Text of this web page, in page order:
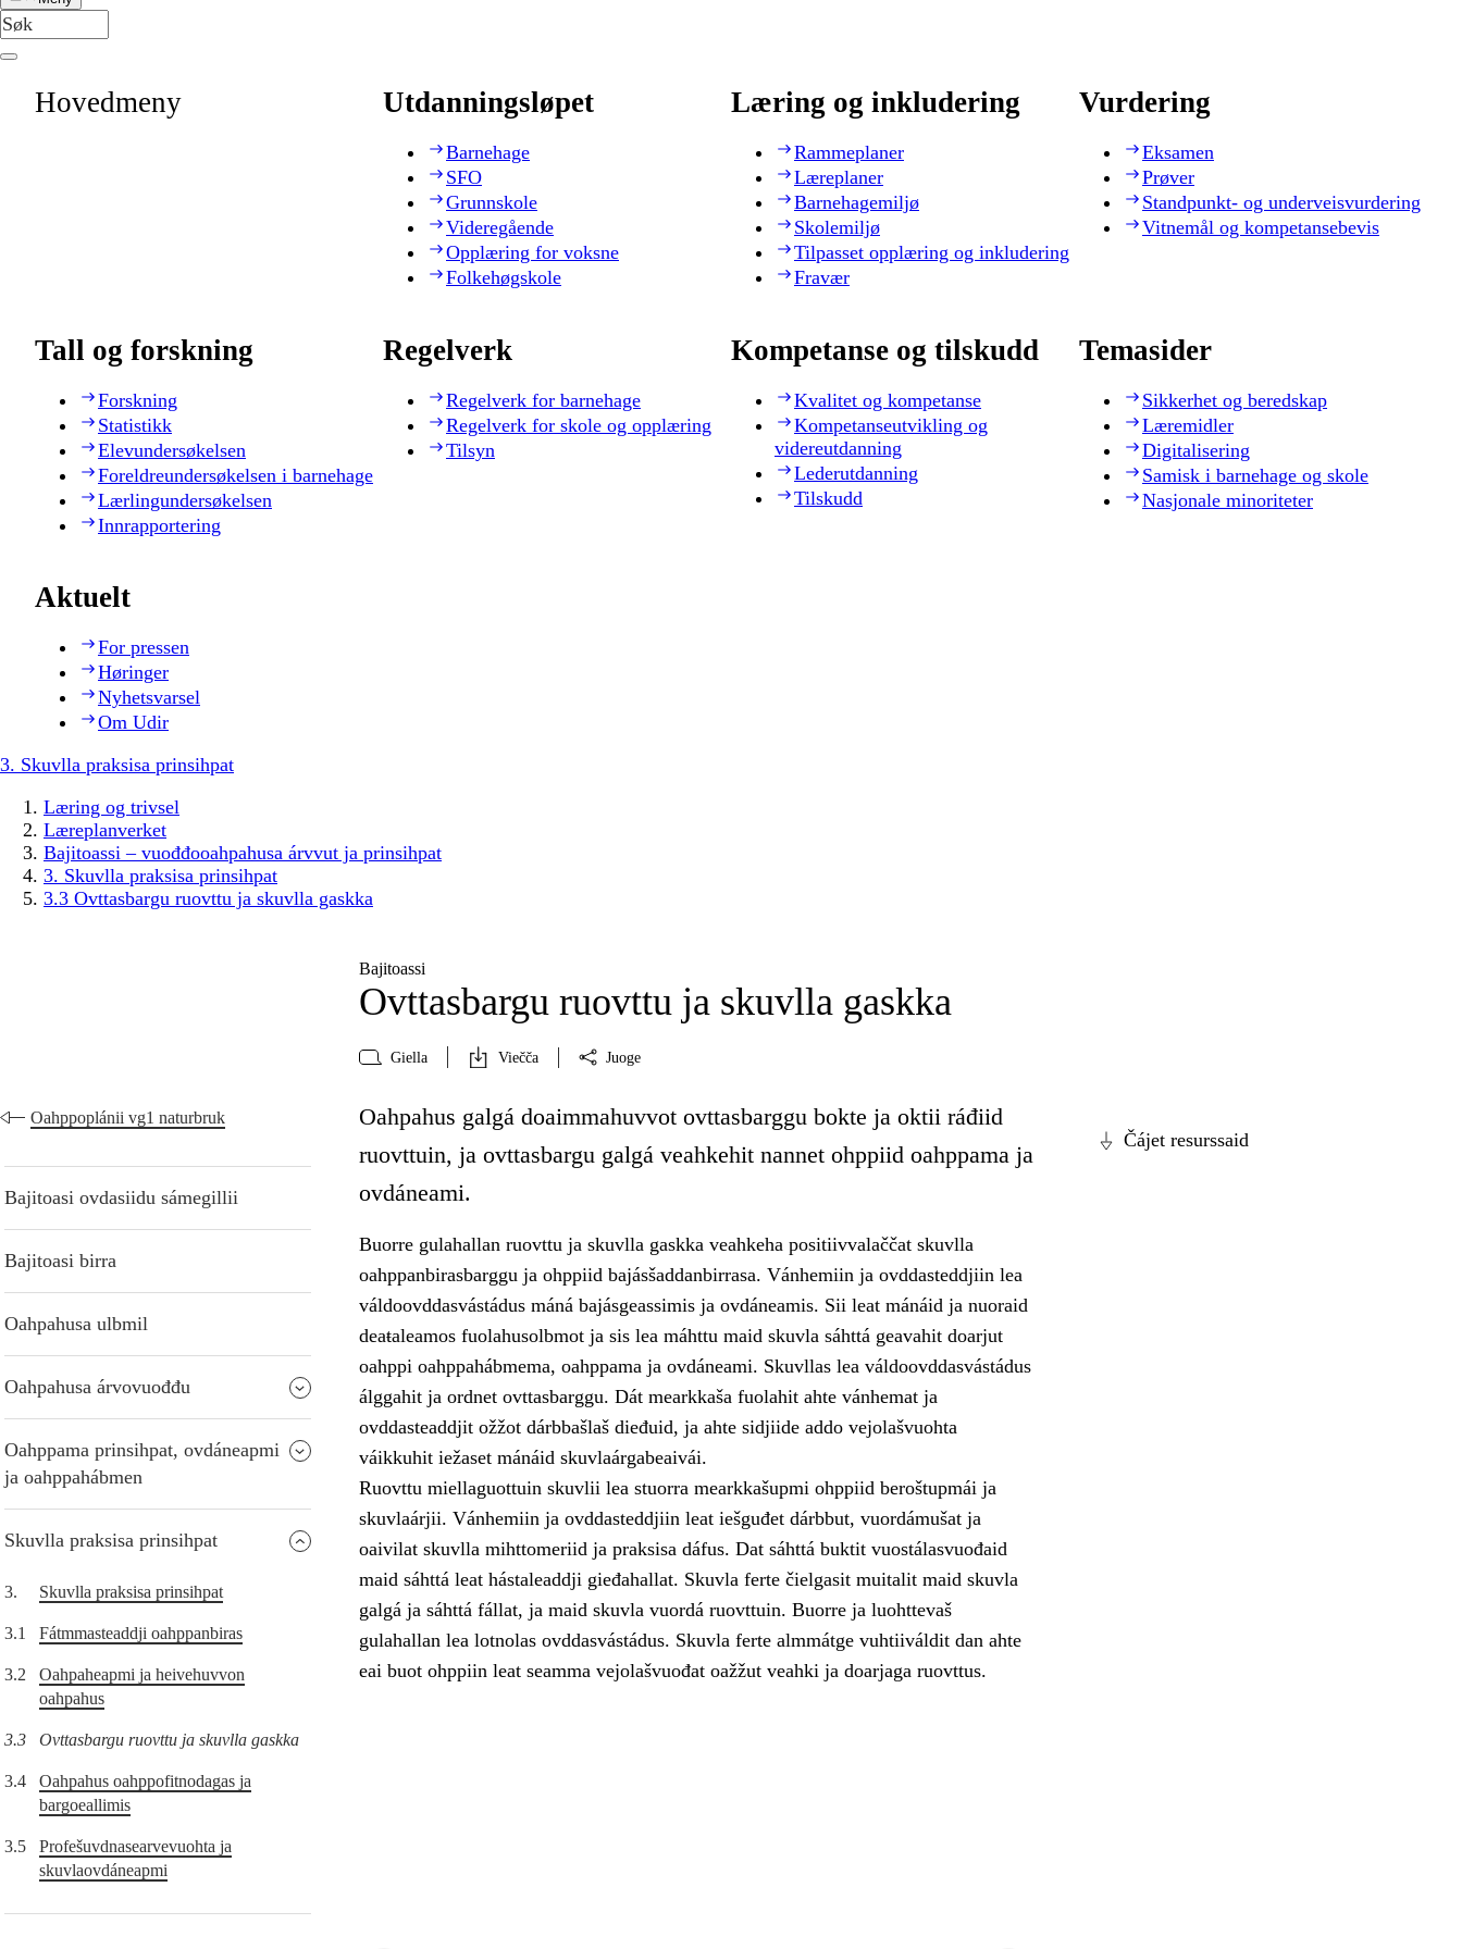
Hovedmeny Utdanningsløpet
Barnehage
SFO
Grunnskole
Videregående
Opplæring for voksne
Folkehøgskole
Læring og inkludering
Rammeplaner
Læreplaner
Barnehagemiljø
Skolemiljø
Tilpasset opplæring og inkludering
Fravær
Vurdering
Eksamen
Prøver
Standpunkt- og underveisvurdering
Vitnemål og kompetansebevis
Tall og forskning
Forskning
Statistikk
Elevundersøkelsen
Foreldreundersøkelsen i barnehage
Lærlingundersøkelsen
Innrapportering
Regelverk
Regelverk for barnehage
Regelverk for skole og opplæring
Tilsyn
Kompetanse og tilskudd
Kvalitet og kompetanse
Kompetanseutvikling og
videreutdanning
Lederutdanning
Tilskudd
Temasider
Sikkerhet og beredskap
Læremidler
Digitalisering
Samisk i barnehage og skole
Nasjonale minoriteter
Aktuelt
For pressen
Høringer
Nyhetsvarsel
Om Udir
3. Skuvlla praksisa prinsihpat
Læring og trivsel
Læreplanverket
Bajitoassi – vuođđooahpahusa árvvut ja prinsihpat
3. Skuvlla praksisa prinsihpat
3.3 Ovttasbargu ruovttu ja skuvlla gaskka
Bajitoassi
Ovttasbargu ruovttu ja skuvlla gaskka
Giella Viečča Juoge
Oahppoplánii vg1 naturbruk
Bajitoasi ovdasiidu sámegillii
Bajitoasi birra
Oahpahusa ulbmil
Oahpahusa árvovuođđu
Oahppama prinsihpat, ovdáneapmi
ja oahppahábmen
Skuvlla praksisa prinsihpat
3. Skuvlla praksisa prinsihpat
3.1 Fátmmasteaddji oahppanbiras
3.2
Oahpaheapmi ja heivehuvvon
oahpahus
3.3 Ovttasbargu ruovttu ja skuvlla gaskka
3.4
Oahpahus oahppofitnodagas ja
bargoeallimis
3.5
Profešuvdnasearvevuohta ja
skuvlaovdáneapmi
Čájet resurssaid
Oahpahus galgá doaimmahuvvot ovttasbarggu bokte ja oktii ráđiid
ruovttuin, ja ovttasbargu galgá veahkehit nannet ohppiid oahppama ja
ovdáneami.
Buorre gulahallan ruovttu ja skuvlla gaskka veahkeha positiivvalaččat skuvlla
oahppanbirasbarggu ja ohppiid bajásšaddanbirrasa. Vánhemiin ja ovddasteddjiin lea
váldoovddasvástádus máná bajásgeassimis ja ovdáneamis. Sii leat mánáid ja nuoraid
deaŧaleamos fuolahusolbmot ja sis lea máhttu maid skuvla sáhttá geavahit doarjut
oahppi oahppahábmema, oahppama ja ovdáneami. Skuvllas lea váldoovddasvástádus
álggahit ja ordnet ovttasbarggu. Dát mearkkaša fuolahit ahte vánhemat ja
ovddasteaddjit ožžot dárbbašlaš dieđuid, ja ahte sidjiide addo vejolašvuohta
váikkuhit iežaset mánáid skuvlaárgabeaivái.
Ruovttu miellaguottuin skuvlii lea stuorra mearkkašupmi ohppiid beroštupmái ja
skuvlaárjii. Vánhemiin ja ovddasteddjiin leat iešguđet dárbbut, vuordámušat ja
oaivilat skuvlla mihttomeriid ja praksisa dáfus. Dat sáhttá buktit vuostálasvuođaid
maid sáhttá leat hástaleaddji gieđahallat. Skuvla ferte čielgasit muitalit maid skuvla
galgá ja sáhttá fállat, ja maid skuvla vuordá ruovttuin. Buorre ja luohttevaš
gulahallan lea lotnolas ovddasvástádus. Skuvla ferte almmátge vuhtiiváldit dan ahte
eai buot ohppiin leat seamma vejolašvuođat oažžut veahki ja doarjaga ruovttus.